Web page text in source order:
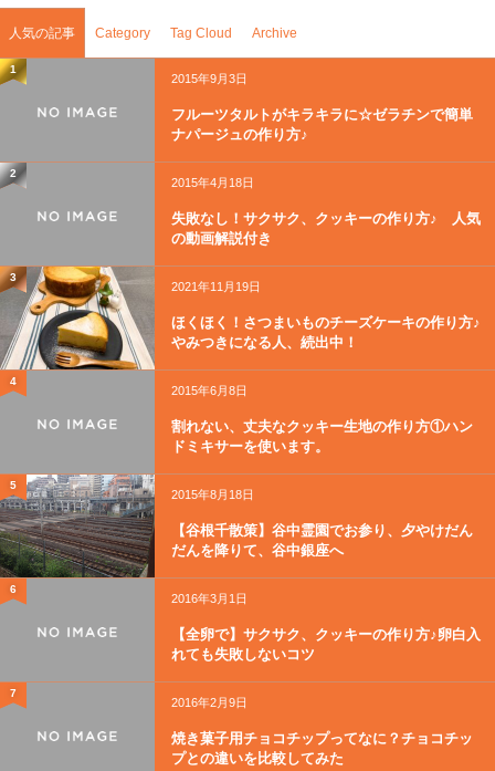
人気の記事 Category Tag Cloud Archive
1
2015年9月3日
フルーツタルトがキラキラに☆ゼラチンで簡単
ナパージュの作り方♪
2
2015年4月18日
失敗なし！サクサク、クッキーの作り方♪ 人気
の動画解説付き
3
2021年11月19日
ほくほく！さつまいものチーズケーキの作り方♪
やみつきになる人、続出中！
4
2015年6月8日
割れない、丈夫なクッキー生地の作り方①ハン
ドミキサーを使います。
5
2015年8月18日
【谷根千散策】谷中霊園でお参り、夕やけだん
だんを降りて、谷中銀座へ
6
2016年3月1日
【全卵で】サクサク、クッキーの作り方♪卵白入
れても失敗しないコツ
7
2016年2月9日
焼き菓子用チョコチップってなに？チョコチッ
プとの違いを比較してみた